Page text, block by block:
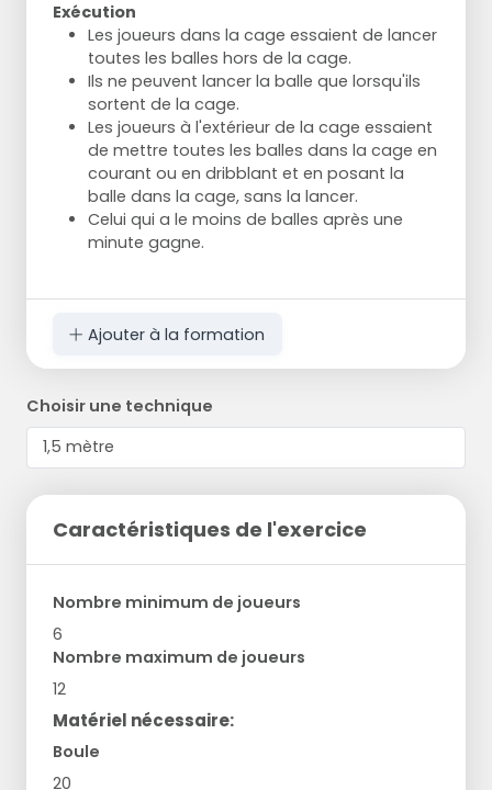
Exécution
Les joueurs dans la cage essaient de lancer
toutes les balles hors de la cage.
Ils ne peuvent lancer la balle que lorsqu'ils
sortent de la cage.
Les joueurs à l'extérieur de la cage essaient
de mettre toutes les balles dans la cage en
courant ou en dribblant et en posant la
balle dans la cage, sans la lancer.
Celui qui a le moins de balles après une
minute gagne.
Ajouter à la formation
Choisir une technique
Caractéristiques de l'exercice
Nombre minimum de joueurs
6
Nombre maximum de joueurs
12
Matériel nécessaire:
Boule
20